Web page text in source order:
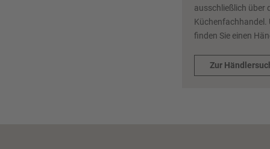
ausschließlich über
Küchenfachhandel.
finden Sie einen
Zur